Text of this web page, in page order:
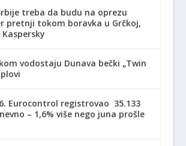
treba da budu na oprezu
pretnji tokom boravka u Grčkoj,
vodostaju Dunava bečki „Twin
Eurocontrol registrovao 35.133
– 1,6% više nego juna prošle